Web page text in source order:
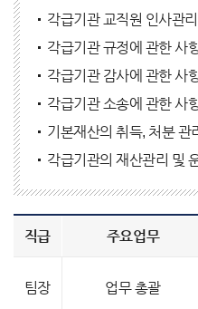
각급기관 교직원 인사관
각급기관 규정에 관한 사
각급기관 감사에 관한 사
각급기관 소송에 관한 사
기본재산의 취득, 처분 관
각급기관의 재산관리 및
직급 주요업무
팀장 업무 총괄